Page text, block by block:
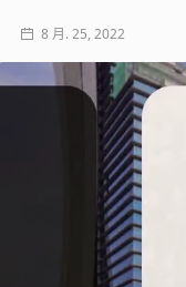
8 月. 25, 2022